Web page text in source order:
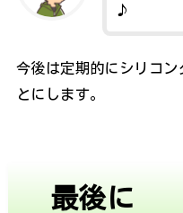
♪
今後は定期的にシリコ
とにします。
最後に